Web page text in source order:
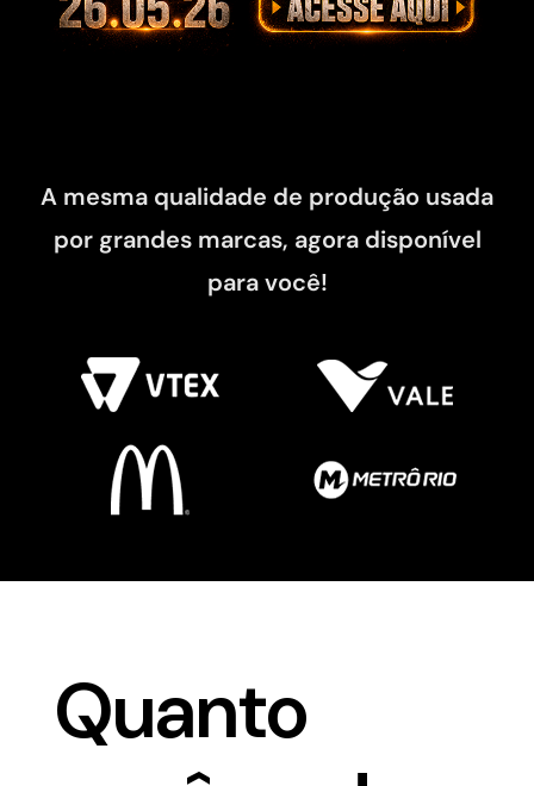
A mesma qualidade de produção usada
por grandes marcas, agora disponível
para você!